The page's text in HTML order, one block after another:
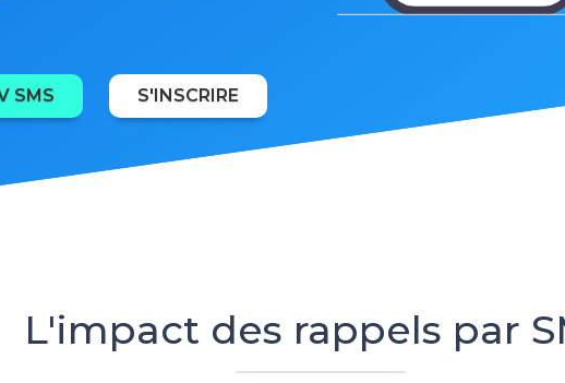
SMS S'INSCRIRE
L'impact des rappels par